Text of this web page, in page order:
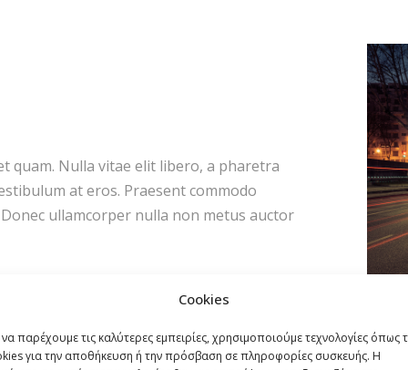
Cookies
να παρέχουμε τις καλύτερες εμπειρίες, χρησιμοποιούμε τεχνολογίες όπως
για την αποθήκευση ή την πρόσβαση σε πληροφορίες συσκευής. Η
quam. Nulla vitae elit libero, a pharetra
at eros. Praesent commodo
ullamcorper nulla non metus auctor